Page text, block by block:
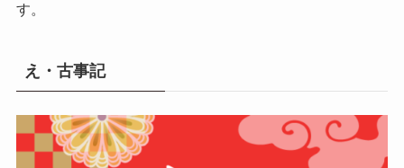
す。
え・古事記